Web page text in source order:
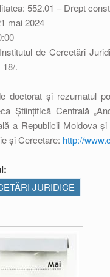
552.01 – Drept
mai 2024
de Cercetări
18/.
doctorat și rezumatul
Științifică Centrală
a Republicii Moldova
și Cercetare: http://
JURIDICE